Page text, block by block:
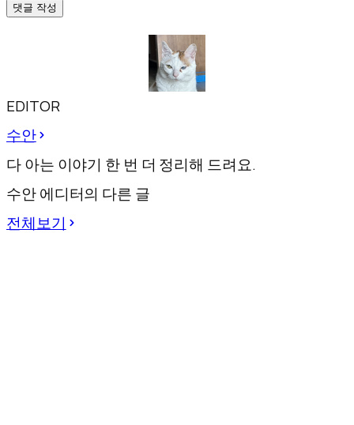
댓글 작성
EDITOR
수안
다 아는 이야기 한 번 더 정리해 드려요.
수안 에디터의 다른 글
전체보기